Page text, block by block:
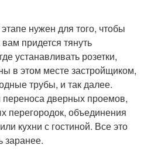
нужен для того, чтобы
придется тянуть
устанавливать розетки,
в этом месте застройщиком,
трубы, и так далее.
дверных проемов,
перегородок, объединения
кухни с гостиной. Все это
заранее.